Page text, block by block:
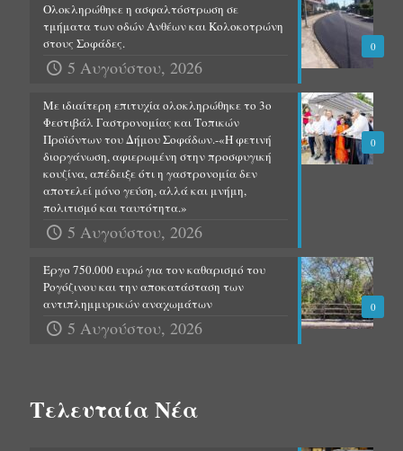
0
Ολοκληρώθηκε η ασφαλτόστρωση σε
τμήματα των οδών Ανθέων και Κολοκοτρώνη
στους Σοφάδες.
5 Αυγούστου, 2026
0
Με ιδιαίτερη επιτυχία ολοκληρώθηκε το 3ο
Φεστιβάλ Γαστρονομίας και Τοπικών
Προϊόντων του Δήμου Σοφάδων.-«Η φετινή
διοργάνωση, αφιερωμένη στην προσφυγική
κουζίνα, απέδειξε ότι η γαστρονομία δεν
αποτελεί μόνο γεύση, αλλά και μνήμη,
πολιτισμό και ταυτότητα.»
5 Αυγούστου, 2026
0
Έργο 750.000 ευρώ για τον καθαρισμό του
Ρογόζινου και την αποκατάσταση των
αντιπλημμυρικών αναχωμάτων
5 Αυγούστου, 2026
Τελευταία Νέα